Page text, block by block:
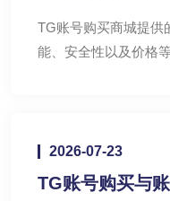
TG账号购买商城提供
能、安全性以及价格
2026-07-23
TG账号购买与